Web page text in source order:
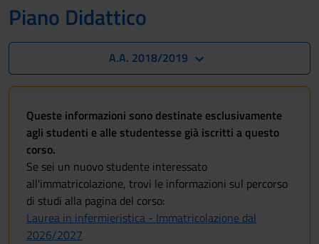
Piano Didattico
A.A. 2018/2019
Queste informazioni sono destinate esclusivamente
agli studenti e alle studentesse già iscritti a questo
corso.
Se sei un nuovo studente interessato
all'immatricolazione, trovi le informazioni sul percorso
di studi alla pagina del corso:
Laurea in infermieristica - Immatricolazione dal
2026/2027